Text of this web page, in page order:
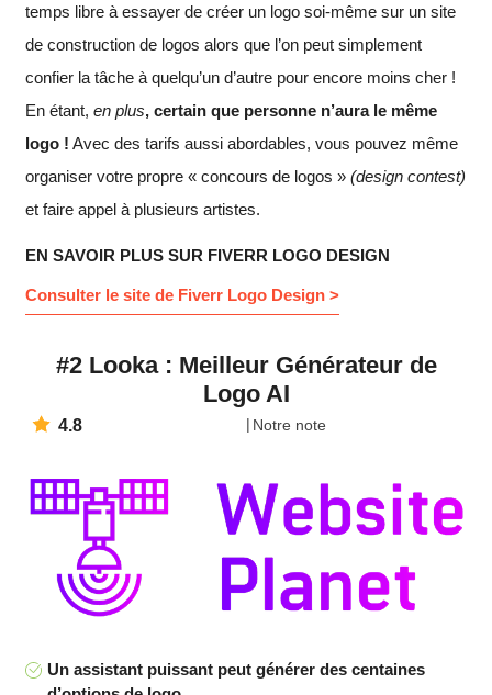
temps libre à essayer de créer un logo soi-même sur un site
de construction de logos alors que l’on peut simplement
confier la tâche à quelqu’un d’autre pour encore moins cher !
En étant, en plus, certain que personne n’aura le même
logo ! Avec des tarifs aussi abordables, vous pouvez même
organiser votre propre « concours de logos » (design contest)
et faire appel à plusieurs artistes.
EN SAVOIR PLUS SUR FIVERR LOGO DESIGN
Consulter le site de Fiverr Logo Design >
#2 Looka : Meilleur Générateur de
Logo AI
4.8 Notre note
Un assistant puissant peut générer des centaines